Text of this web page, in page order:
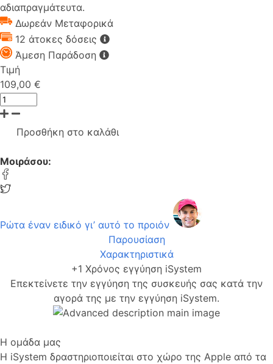
αδιαπραγμάτευτα.
Δωρεάν Μεταφορικά
12 άτοκες δόσεις
Άμεση Παράδοση
Τιμή
109,00 €
Προσθήκη στο καλάθι
Μοιράσου:
Ρώτα έναν ειδικό γι’ αυτό το προιόν
Παρουσίαση
Χαρακτηριστικά
+1 Χρόνος εγγύηση iSystem
Επεκτείνετε την εγγύηση της συσκευής σας κατά την
αγορά της με την εγγύηση iSystem.
Η ομάδα μας
Η iSystem δραστηριοποιείται στο χώρο της Apple από τα